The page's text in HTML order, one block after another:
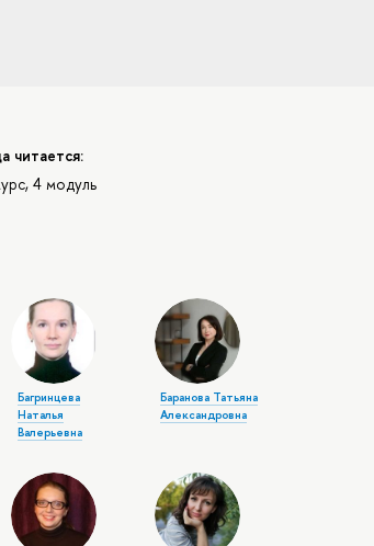
читается:
4 модуль
Багринцева
Наталья
Валерьевна
Баранова Татьяна
Александровна